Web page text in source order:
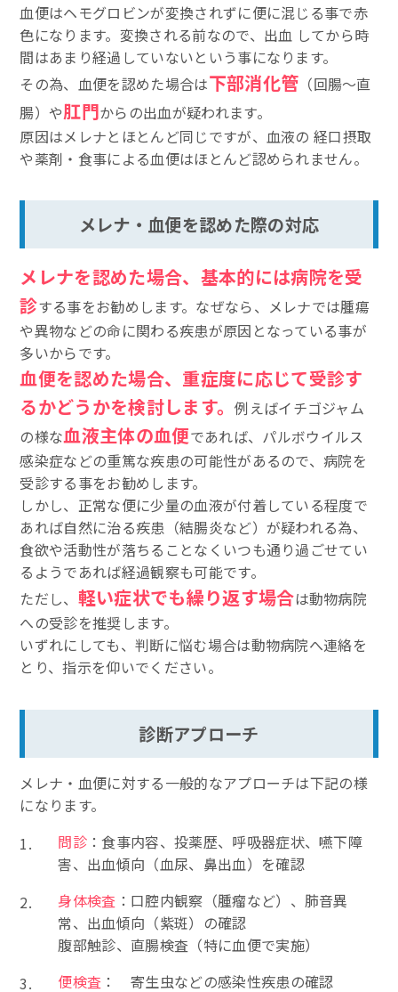
血便はヘモグロビンが変換されずに便に混じる事で赤
色になります。変換される前なので、出血 してから時
間はあまり経過していないという事になります。
その為、血便を認めた場合は下部消化管 （回腸〜直
腸）や肛門からの出血が疑われます。
原因はメレナとほとんど同じですが、血液の 経口摂取
や薬剤・食事による血便はほとんど認められません。
メレナ・血便を認めた際の対応
メレナを認めた場合、基本的には病院を受
診する事をお勧めします。なぜなら、メレナでは腫瘍
や異物などの命に関わる疾患が原因となっている事が
多いからです。
血便を認めた場合、重症度に応じて受診す
るかどうかを検討します。例えばイチゴジャム
の様な血液主体の血便であれば、パルボウイルス
感染症などの重篤な疾患の可能性があるので、病院を
受診する事をお勧めします。
しかし、正常な便に少量の血液が付着している程度で
あれば自然に治る疾患（結腸炎など）が疑われる為、
食欲や活動性が落ちることなくいつも通り過ごせてい
るようであれば経過観察も可能です。
ただし、 軽い症状でも繰り返す場合は動物病院
への受診を推奨します。
いずれにしても、判断に悩む場合は動物病院へ連絡を
とり、指示を仰いでください。
診断アプローチ
メレナ・血便に対する一般的なアプローチは下記の様
になります。
問診 ：食事内容、投薬歴、呼吸器症状、嚥下障
害、出血傾向（血尿、鼻出血）を確認
身体検査 ：口腔内観察（腫瘤など）、肺音異
常、出血傾向（紫斑）の確認
腹部触診、直腸検査（特に血便で実施）
便検査 ： 寄生虫などの感染性疾患の確認